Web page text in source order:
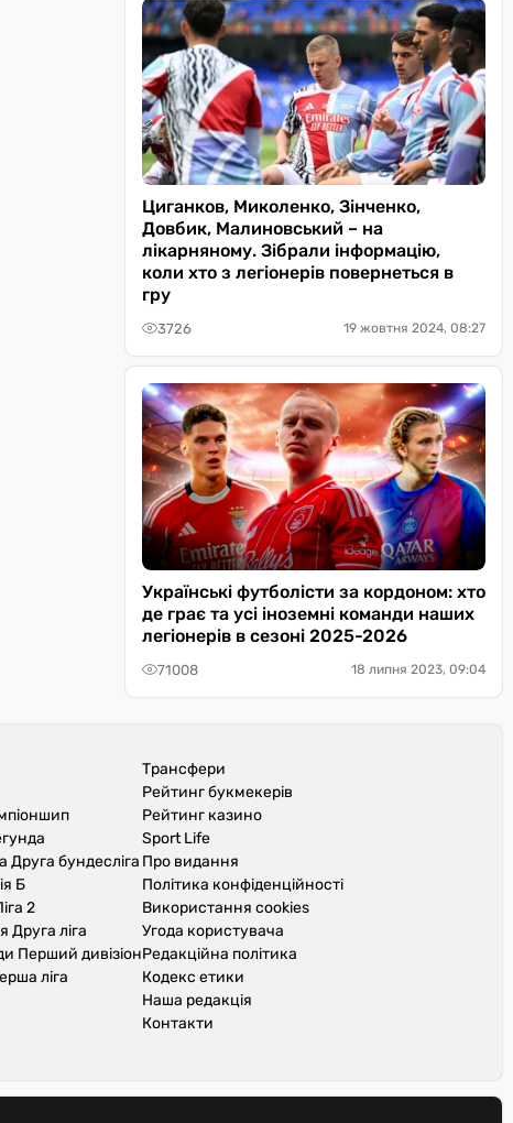
Циганков, Миколенко, Зінченко,
Довбик, Малиновський – на
лікарняному. Зібрали інформацію,
коли хто з легіонерів повернеться в
гру
3726 19 жовтня 2024, 08:27
Українські футболісти за кордоном: хто
де грає та усі іноземні команди наших
легіонерів в сезоні 2025-2026
71008 18 липня 2023, 09:04
Друга бундесліга
Б
2
Друга ліга
Перший дивізіон
ліга
Трансфери
Рейтинг букмекерів
Рейтинг казино
Sport Life
Про видання
Політика конфіденційності
Використання cookies
Угода користувача
Редакційна політика
Кодекс етики
Наша редакція
Контакти